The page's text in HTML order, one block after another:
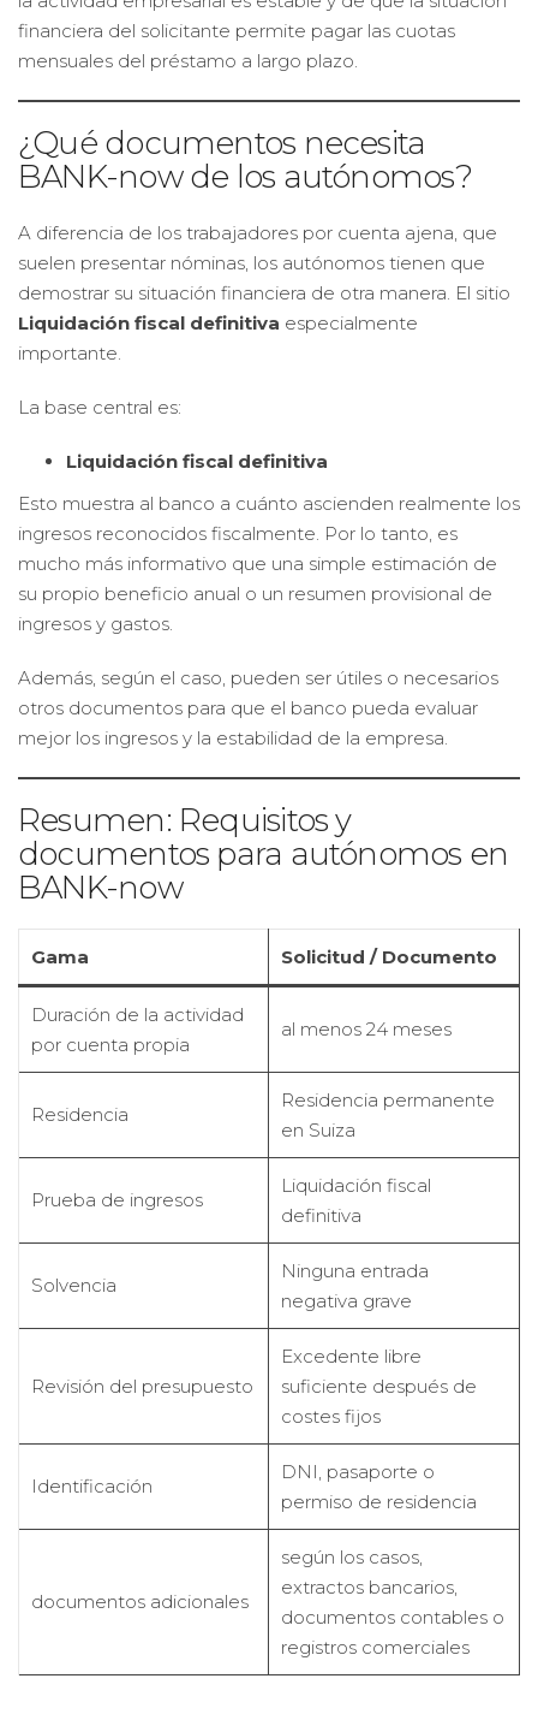
financiera del solicitante permite pagar las cuotas
mensuales del préstamo a largo plazo.
¿Qué documentos necesita
BANK-now de los autónomos?
A diferencia de los trabajadores por cuenta ajena, que
suelen presentar nóminas, los autónomos tienen que
demostrar su situación financiera de otra manera. El sitio
Liquidación fiscal definitiva especialmente
importante.
La base central es:
Liquidación fiscal definitiva
Esto muestra al banco a cuánto ascienden realmente los
ingresos reconocidos fiscalmente. Por lo tanto, es
mucho más informativo que una simple estimación de
su propio beneficio anual o un resumen provisional de
ingresos y gastos.
Además, según el caso, pueden ser útiles o necesarios
otros documentos para que el banco pueda evaluar
mejor los ingresos y la estabilidad de la empresa.
Resumen: Requisitos y
documentos para autónomos en
BANK-now
Gama Solicitud / Documento
Duración de la actividad
por cuenta propia
al menos 24 meses
Residencia
Residencia permanente
en Suiza
Prueba de ingresos
Liquidación fiscal
definitiva
Solvencia
Ninguna entrada
negativa grave
Revisión del presupuesto
Excedente libre
suficiente después de
costes fijos
Identificación
DNI, pasaporte o
permiso de residencia
documentos adicionales
según los casos,
extractos bancarios,
documentos contables o
registros comerciales